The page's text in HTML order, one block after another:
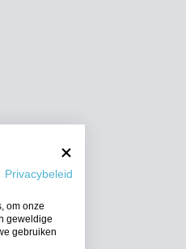
Privacybeleid
om onze
geweldige
gebruiken